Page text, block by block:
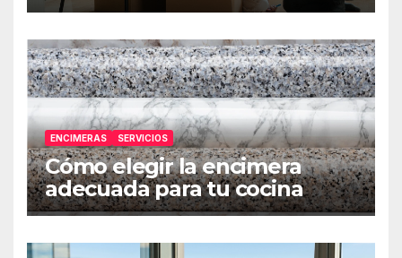
ENCIMERAS SERVICIOS
Cómo elegir la encimera
adecuada para tu cocina